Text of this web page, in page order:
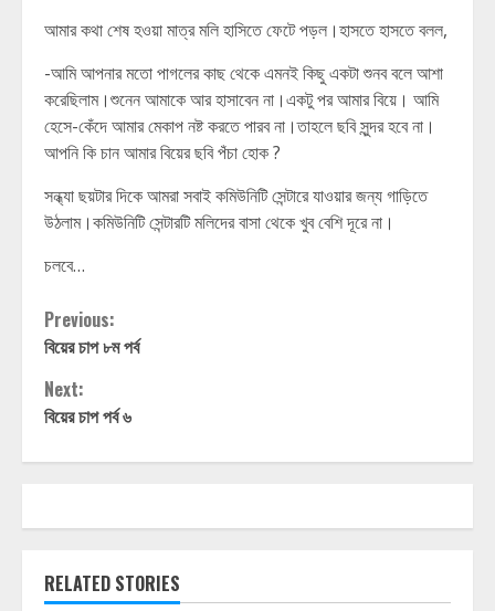
আমার কথা শেষ হওয়া মাত্র মলি হাসিতে ফেটে পড়ল।হাসতে হাসতে বলল,
-আমি আপনার মতো পাগলের কাছ থেকে এমনই কিছু একটা শুনব বলে আশা
করেছিলাম।শুনেন আমাকে আর হাসাবেন না।একটু পর আমার বিয়ে। আমি
হেসে-কেঁদে আমার মেকাপ নষ্ট করতে পারব না।তাহলে ছবি সুন্দর হবে না।
আপনি কি চান আমার বিয়ের ছবি পঁচা হোক ?
সন্ধ্যা ছয়টার দিকে আমরা সবাই কমিউনিটি সেন্টারে যাওয়ার জন্য গাড়িতে
উঠলাম।কমিউনিটি সেন্টারটি মলিদের বাসা থেকে খুব বেশি দূরে না।
চলবে…
Continue
Reading
Previous:
বিয়ের চাপ ৮ম পর্ব
Next:
বিয়ের চাপ পর্ব ৬
RELATED STORIES